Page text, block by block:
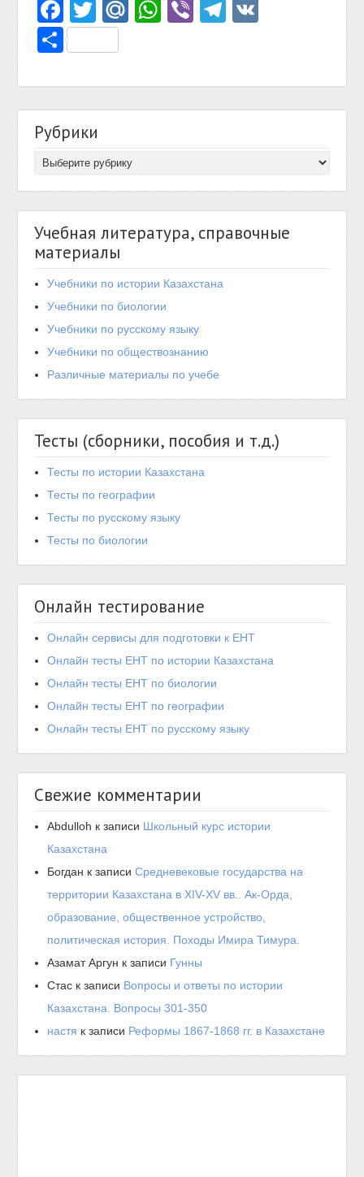
Facebook
TwitterMail.Ru
WhatsApp
ViberTelegram
Отправить
Рубрики
Учебная литература, справочные
материалы
Учебники по истории Казахстана
Учебники по биологии
Учебники по русскому языку
Учебники по обществознанию
Различные материалы по учебе
Тесты (сборники, пособия и т.д.)
Тесты по истории Казахстана
Тесты по географии
Тесты по русскому языку
Тесты по биологии
Онлайн тестирование
Онлайн сервисы для подготовки к ЕНТ
Онлайн тесты ЕНТ по истории Казахстана
Онлайн тесты ЕНТ по биологии
Онлайн тесты ЕНТ по географии
Онлайн тесты ЕНТ по русскому языку
Свежие комментарии
Abdulloh к записи Школьный курс истории
Казахстана
Богдан к записиСредневековые государства на
территории Казахстана в XIV-XV вв.. Ак-Орда,
образование, общественное устройство,
политическая история. Походы Имира Тимура.
Азамат Аргун к записи Гунны
Стас к записи Вопросы и ответы по истории
Казахстана. Вопросы 301-350
настя к записи Реформы 1867-1868 гг. в Казахстане